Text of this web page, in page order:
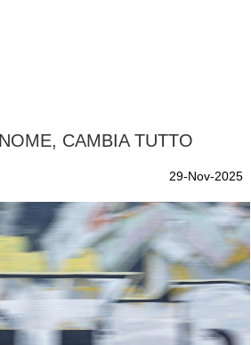
CAMBIA TUTTO
29-Nov-2025